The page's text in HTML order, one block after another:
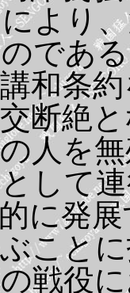
より
であ
和条
断絶
人を
して
に発
こと
戦役